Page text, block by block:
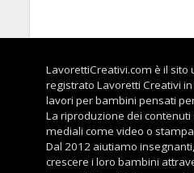
LavorettiCreativi.com è il sito
registrato Lavoretti Creativi
lavori per bambini pensati
La riproduzione dei
mediali come video o
Dal 2012 aiutiamo
crescere i loro bambini